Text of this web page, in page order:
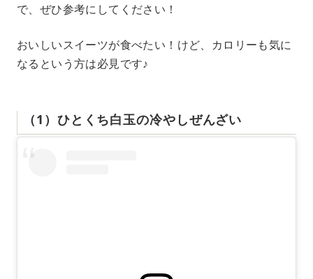
で、ぜひ参考にしてください！
おいしいスイーツが食べたい！けど、カロリーも気に
なるという方は必見です♪
（1）ひとくち白玉の冷やしぜんざい